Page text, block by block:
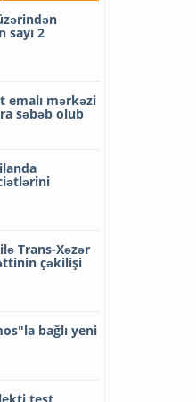
sayı 2
emalı mərkəzi
səbəb olub
Trans-Xəzər
çəkilişi
bağlı yeni
test